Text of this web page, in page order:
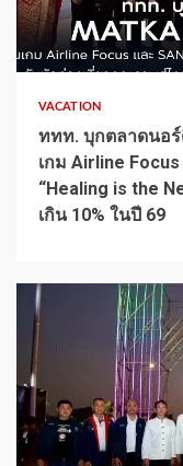
1 min read
VACATION
ททท. บุกตลาดนอร์
เกม Airline
“Healing is the
เกิน 10% ในปี 69